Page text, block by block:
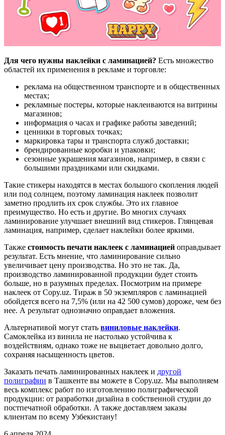
Для чего нужны наклейки с ламинацией? Есть множество
областей их применения в рекламе и торговле:
реклама на общественном транспорте и в общественных
местах;
рекламные постеры, которые наклеиваются на витрины
магазинов;
информация о часах и графике работы заведений;
ценники в торговых точках;
маркировка тары и транспорта служб доставки;
брендированные коробки и упаковки;
сезонные украшения магазинов, например, в связи с
большими праздниками или скидками.
Такие стикеры находятся в местах большого скопления людей
или под солнцем, поэтому ламинация наклеек позволит
заметно продлить их срок службы. Это их главное
преимущество. Но есть и другие. Во многих случаях
ламинирование улучшает внешний вид стикеров. Глянцевая
ламинация, например, сделает наклейки более яркими.
Также стоимость печати наклеек с ламинацией оправдывает
результат. Есть мнение, что ламинирование сильно
увеличивает цену производства. Но это не так. Да,
производство ламинированной продукции будет стоить
больше, но в разумных пределах. Посмотрим на примере
наклеек от Copy.uz. Тираж в 50 экземпляров с ламинацией
обойдется всего на 7,5% (или на 42 500 сумов) дороже, чем без
нее. А результат однозначно оправдает вложения.
Альтернативой могут стать виниловые наклейки.
Самоклейка из винила не настолько устойчива к
воздействиям, однако тоже не выцветает довольно долго,
сохраняя насыщенность цветов.
Заказать печать ламинированных наклеек и другой
полиграфии в Ташкенте вы можете в Copy.uz. Мы выполняем
весь комплекс работ по изготовлению полиграфической
продукции: от разработки дизайна в собственной студии до
постпечатной обработки. А также доставляем заказы
клиентам по всему Узбекистану!